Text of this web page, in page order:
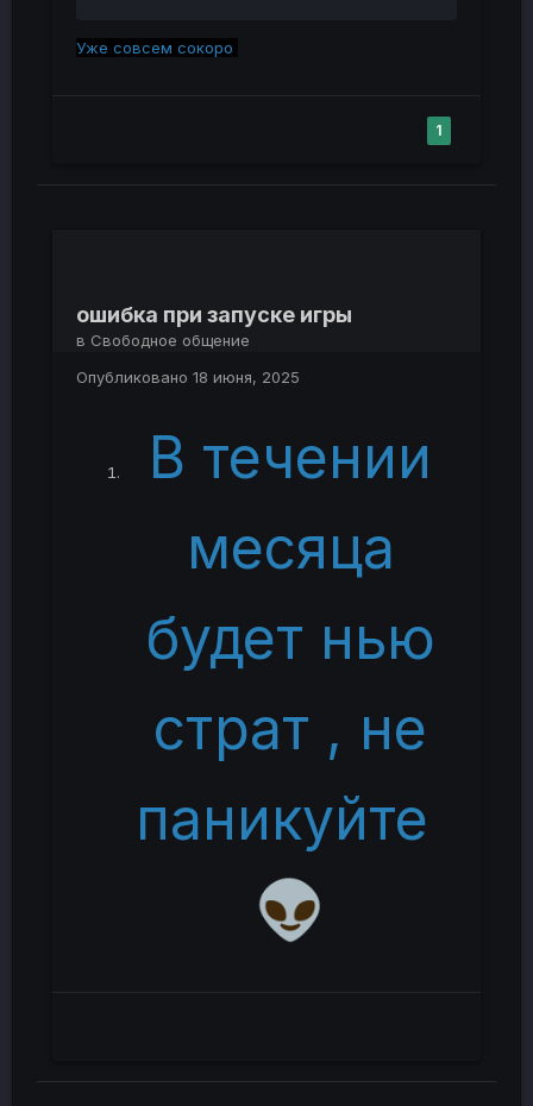
Уже совсем сокоро
1
ошибка при запуске игры
в Свободное общение
Опубликовано 18 июня, 2025
В течении
месяца
будет нью
страт , не
паникуйте
👽